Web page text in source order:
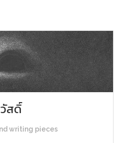
สดิ์
writing pieces